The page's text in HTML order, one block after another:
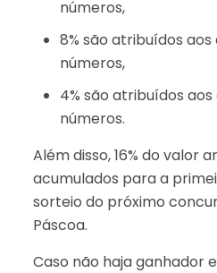
números,
8% são atribuídos
números,
4% são atribuídos
números.
Além disso, 16% do valor
acumulados para a
sorteio do próximo
Páscoa.
Caso não haja ganhador